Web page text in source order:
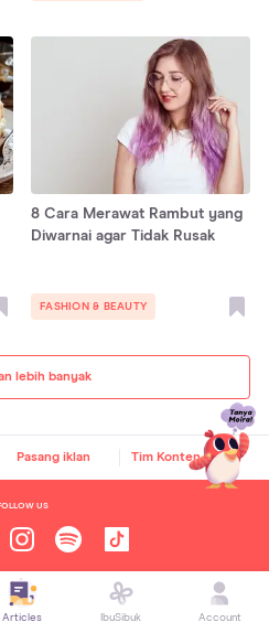
lebih banyak
8 Cara Merawat Rambut yang
Diwarnai agar Tidak Rusak
FASHION & BEAUTY
Pasang iklan Tim Konten Orami
US
Seputar Parenting, Kesehatan,
dan Hiburan
Articles IbuSibuk Account